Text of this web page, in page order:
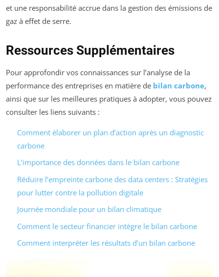
et une responsabilité accrue dans la gestion des émissions de
gaz à effet de serre.
Ressources Supplémentaires
Pour approfondir vos connaissances sur l’analyse de la
performance des entreprises en matière de bilan carbone,
ainsi que sur les meilleures pratiques à adopter, vous pouvez
consulter les liens suivants :
Comment élaborer un plan d’action après un diagnostic
carbone
L’importance des données dans le bilan carbone
Réduire l’empreinte carbone des data centers : Stratégies
pour lutter contre la pollution digitale
Journée mondiale pour un bilan climatique
Comment le secteur financier intègre le bilan carbone
Comment interpréter les résultats d’un bilan carbone